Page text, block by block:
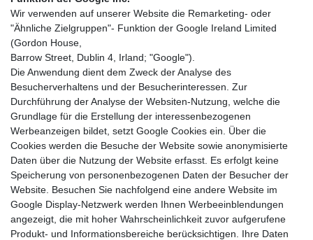
Wir verwenden auf unserer Website die Remarketing- oder
"Ähnliche Zielgruppen"- Funktion der Google Ireland Limited
(Gordon House,
Barrow Street, Dublin 4, Irland; "Google").
Die Anwendung dient dem Zweck der Analyse des
Besucherverhaltens und der Besucherinteressen. Zur
Durchführung der Analyse der Websiten-Nutzung, welche die
Grundlage für die Erstellung der interessenbezogenen
Werbeanzeigen bildet, setzt Google Cookies ein. Über die
Cookies werden die Besuche der Website sowie anonymisierte
Daten über die Nutzung der Website erfasst. Es erfolgt keine
Speicherung von personenbezogenen Daten der Besucher der
Website. Besuchen Sie nachfolgend eine andere Website im
Google Display-Netzwerk werden Ihnen Werbeeinblendungen
angezeigt, die mit hoher Wahrscheinlichkeit zuvor aufgerufene
Produkt- und Informationsbereiche berücksichtigen. Ihre Daten